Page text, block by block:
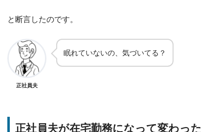
と断言したのです。
正社員夫
眠れていないの、気づいてる？
正社員夫が在宅勤務になって変わった